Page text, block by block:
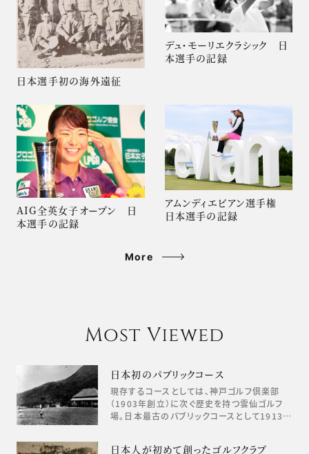
日本選手初の海外遠征
デュ・モーリエクラシック 日
本選手の記録
AIG全英女子オープン 日
本選手の記録
アムンディエビアン選手権
日本選手の記録
More
Most Viewed
日本初のパブリックコース
現存するコースとしては、神戸ゴルフ倶楽部
（1903年創立）に次ぐ歴史を持つ雲仙ゴルフ
場。日本最古のパブリックコースとして1913…
日本人が初めて創ったゴルフクラブ